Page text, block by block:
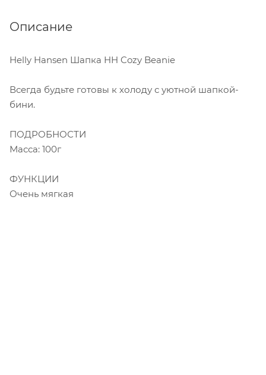
Описание
Helly Hansen Шапка HH Cozy Beanie
Всегда будьте готовы к холоду с уютной шапкой-
бини.
ПОДРОБНОСТИ
Масса: 100г
ФУНКЦИИ
Очень мягкая